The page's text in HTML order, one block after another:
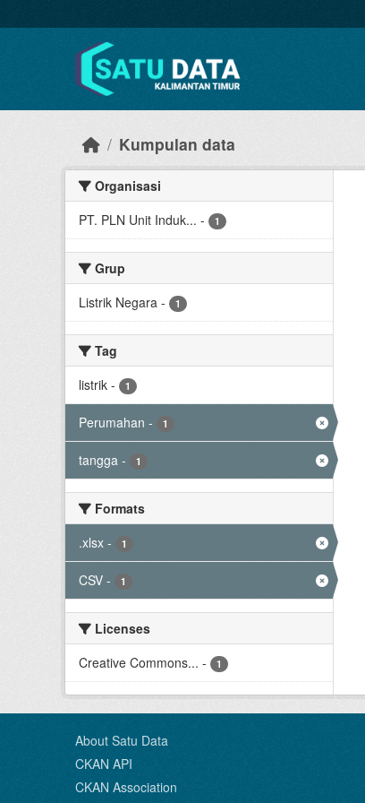
Kumpulan data
Organisasi
PT. PLN Unit Induk... - 1
Grup
Listrik Negara - 1
Tag
listrik - 1
Perumahan - 1
tangga - 1
Formats
.xlsx - 1
CSV - 1
Licenses
Creative Commons... - 1
About Satu Data
CKAN API
CKAN Association